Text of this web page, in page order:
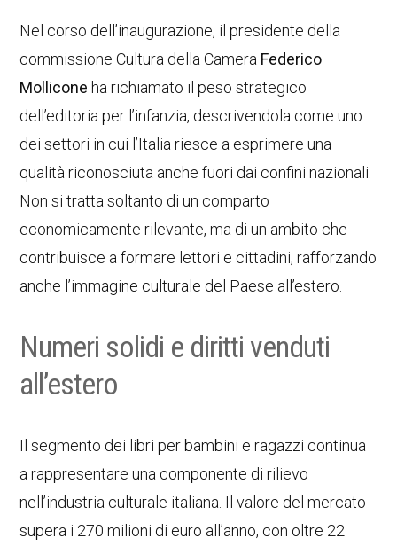
Nel corso dell’inaugurazione, il presidente della
commissione Cultura della Camera Federico
Mollicone ha richiamato il peso strategico
dell’editoria per l’infanzia, descrivendola come uno
dei settori in cui l’Italia riesce a esprimere una
qualità riconosciuta anche fuori dai confini nazionali.
Non si tratta soltanto di un comparto
economicamente rilevante, ma di un ambito che
contribuisce a formare lettori e cittadini, rafforzando
anche l’immagine culturale del Paese all’estero.
Numeri solidi e diritti venduti
all’estero
Il segmento dei libri per bambini e ragazzi continua
a rappresentare una componente di rilievo
nell’industria culturale italiana. Il valore del mercato
supera i 270 milioni di euro all’anno, con oltre 22